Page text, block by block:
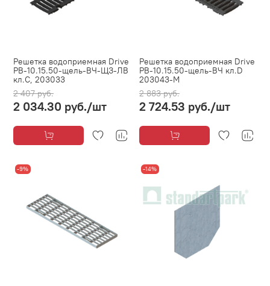
Решетка водоприемная Drive
РВ-10.15.50-щель-ВЧ-ЩЗ-ЛВ
кл.C, 203033
2 407 руб.
2 034.30 руб./шт
Решетка водоприемная Drive
РВ-10.15.50-щель-ВЧ кл.D
203043-М
2 883 руб.
2 724.53 руб./шт
-9% -14%